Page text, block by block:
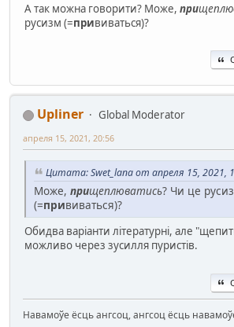
А так можна говорити? Може, при
русизм (=прививаться)?
Upliner
Global Moderator
апреля 15, 2021, 20:56
Цитата: Swet_lana от апреля 15, 2021,
Може, прищеплюватись? Чи це
(=прививаться)?
Обидва варіанти літературні, але
можливо через зусилля пуристів.
Навамоўе ёсць ангсоц, ангсоц ёсць